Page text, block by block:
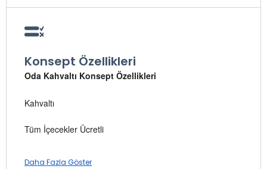
Konsept Özellikleri
Oda Kahvaltı Konsept Özellikleri
Kahvaltı
Tüm İçecekler Ücretli
Daha Fazla Göster